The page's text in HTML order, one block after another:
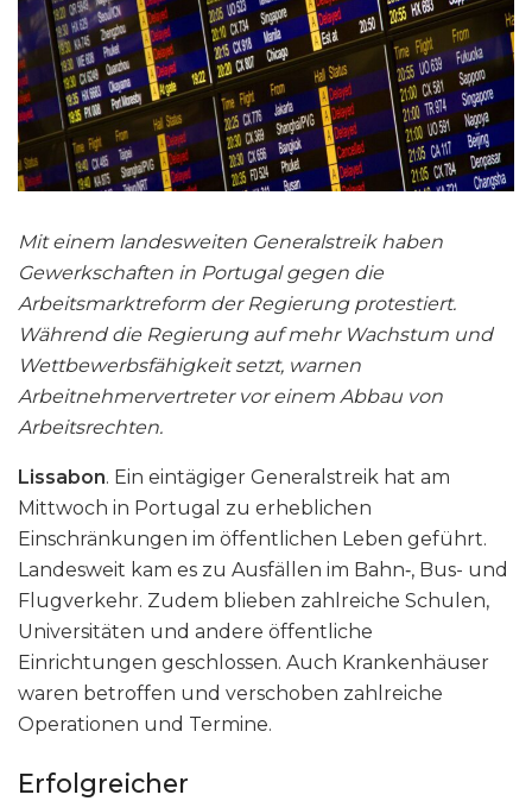
Mit einem landesweiten Generalstreik haben
Gewerkschaften in Portugal gegen die
Arbeitsmarktreform der Regierung protestiert.
Während die Regierung auf mehr Wachstum und
Wettbewerbsfähigkeit setzt, warnen
Arbeitnehmervertreter vor einem Abbau von
Arbeitsrechten.
Lissabon. Ein eintägiger Generalstreik hat am
Mittwoch in Portugal zu erheblichen
Einschränkungen im öffentlichen Leben geführt.
Landesweit kam es zu Ausfällen im Bahn‑, Bus- und
Flugverkehr. Zudem blieben zahlreiche Schulen,
Universitäten und andere öffentliche
Einrichtungen geschlossen. Auch Krankenhäuser
waren betroffen und verschoben zahlreiche
Operationen und Termine.
Erfolgreicher